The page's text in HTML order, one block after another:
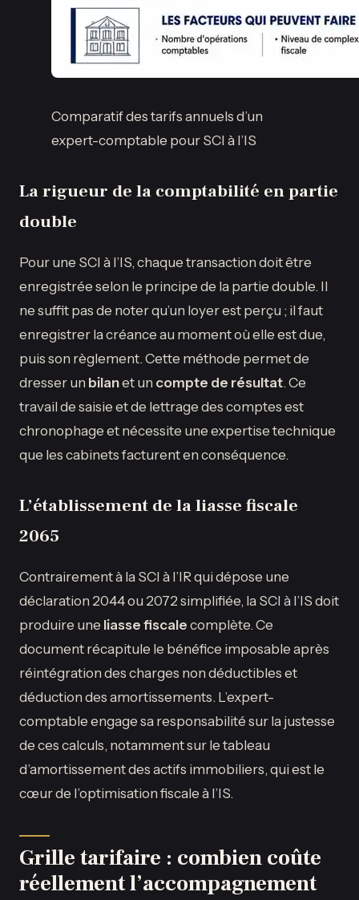
Comparatif des tarifs annuels d’un
expert-comptable pour SCI à l’IS
La rigueur de la comptabilité en partie
double
Pour une SCI à l’IS, chaque transaction doit être
enregistrée selon le principe de la partie double. Il
ne suffit pas de noter qu’un loyer est perçu ; il faut
enregistrer la créance au moment où elle est due,
puis son règlement. Cette méthode permet de
dresser un bilanet un compte de résultat. Ce
travail de saisie et de lettrage des comptes est
chronophage et nécessite une expertise technique
que les cabinets facturent en conséquence.
L’établissement de la liasse fiscale
2065
Contrairement à la SCI à l’IR qui dépose une
déclaration 2044 ou 2072 simplifiée, la SCI à l’IS doit
produire une liasse fiscalecomplète. Ce
document récapitule le bénéfice imposable après
réintégration des charges non déductibles et
déduction des amortissements. L’expert-
comptable engage sa responsabilité sur la justesse
de ces calculs, notamment sur le tableau
d’amortissement des actifs immobiliers, qui est le
cœur de l’optimisation fiscale à l’IS.
Grille tarifaire : combien coûte
réellement l’accompagnement